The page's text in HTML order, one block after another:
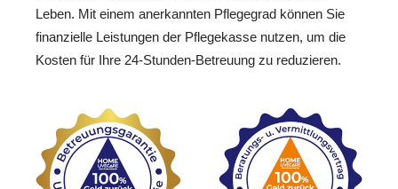
Leben. Mit einem anerkannten Pflegegrad können Sie
finanzielle Leistungen der Pflegekasse nutzen, um die
Kosten für Ihre 24-Stunden-Betreuung zu reduzieren.